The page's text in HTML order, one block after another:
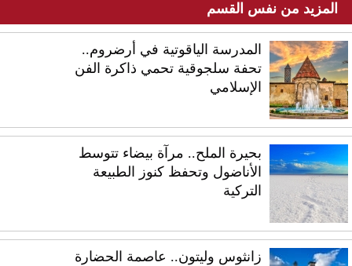
المزيد من نفس القسم
المدرسة الياقوتية في أرضروم..
تحفة سلجوقية تحمي ذاكرة الفن
الإسلامي
بحيرة الملح.. مرآة بيضاء تتوسط
الأناضول وتحفظ كنوز الطبيعة
التركية
زانثوس وليتون.. عاصمة الحضارة